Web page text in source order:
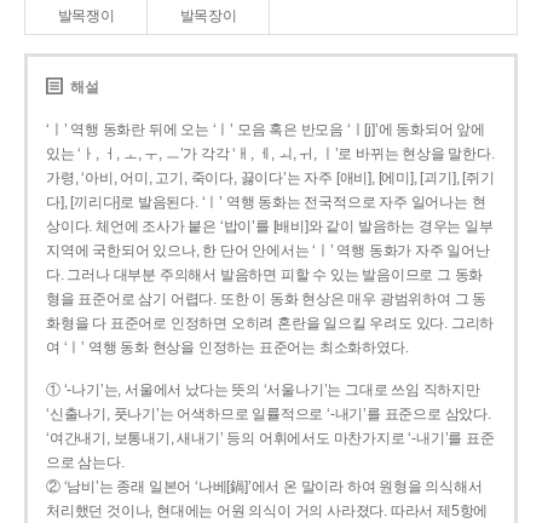
발목쟁이 발목장이
해설
‘ㅣ’ 역행 동화란 뒤에 오는 ‘ㅣ’ 모음 혹은 반모음 ‘ㅣ[j]’에 동화되어 앞에
있는 ‘ㅏ, ㅓ, ㅗ, ㅜ, ㅡ’가 각각 ‘ㅐ, ㅔ, ㅚ, ㅟ, ㅣ’로 바뀌는 현상을 말한다.
가령, ‘아비, 어미, 고기, 죽이다, 끓이다’는 자주 [애비], [에미], [괴기], [쥐기
다], [끼리다]로 발음된다. ‘ㅣ’ 역행 동화는 전국적으로 자주 일어나는 현
상이다. 체언에 조사가 붙은 ‘밥이’를 [배비]와 같이 발음하는 경우는 일부
지역에 국한되어 있으나, 한 단어 안에서는 ‘ㅣ’ 역행 동화가 자주 일어난
다. 그러나 대부분 주의해서 발음하면 피할 수 있는 발음이므로 그 동화
형을 표준어로 삼기 어렵다. 또한 이 동화 현상은 매우 광범위하여 그 동
화형을 다 표준어로 인정하면 오히려 혼란을 일으킬 우려도 있다. 그리하
여 ‘ㅣ’ 역행 동화 현상을 인정하는 표준어는 최소화하였다.
① ‘-나기’는, 서울에서 났다는 뜻의 ‘서울나기’는 그대로 쓰임 직하지만
‘신출나기, 풋나기’는 어색하므로 일률적으로 ‘-내기’를 표준으로 삼았다.
‘여간내기, 보통내기, 새내기’ 등의 어휘에서도 마찬가지로 ‘-내기’를 표준
으로 삼는다.
② ‘남비’는 종래 일본어 ‘나베[鍋]’에서 온 말이라 하여 원형을 의식해서
처리했던 것이나, 현대에는 어원 의식이 거의 사라졌다. 따라서 제5항에